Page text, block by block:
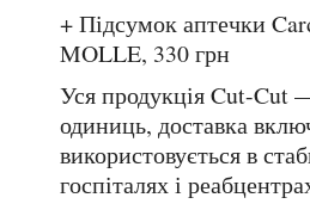
+ Підсумок аптечки
MOLLE, 330 грн
Уся продукція Cut-Cut — гурт від 20
одиниць, доставка
використовується в
госпіталях і